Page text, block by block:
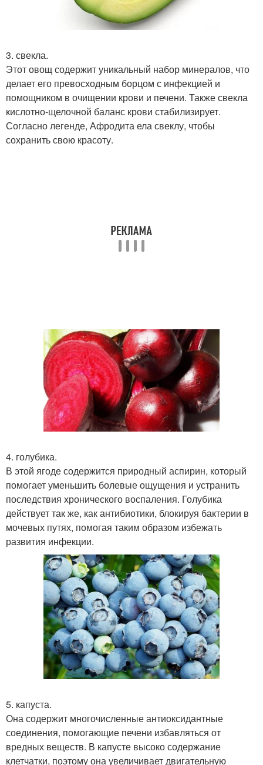
3. свекла.
Этот овощ содержит уникальный набор минералов, что
делает его превосходным борцом с инфекцией и
помощником в очищении крови и печени. Также свекла
кислотно-щелочной баланс крови стабилизирует.
Согласно легенде, Афродита ела свеклу, чтобы
сохранить свою красоту.
4. голубика.
В этой ягоде содержится природный аспирин, который
помогает уменьшить болевые ощущения и устранить
последствия хронического воспаления. Голубика
действует так же, как антибиотики, блокируя бактерии в
мочевых путях, помогая таким образом избежать
развития инфекции.
5. капуста.
Она содержит многочисленные антиоксидантные
соединения, помогающие печени избавляться от
вредных веществ. В капусте высоко содержание
клетчатки, поэтому она увеличивает двигательную